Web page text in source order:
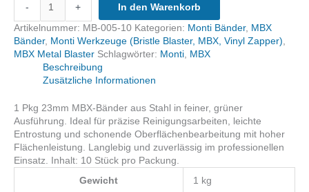
-
Pkg23mm
MBX-
Bänder
Stahl,
Menge
+
In den Warenkorb
Artikelnummer: MB-005-10 Kategorien: Monti Bänder, MBX
Bänder, Monti Werkzeuge (Bristle Blaster, MBX, Vinyl Zapper)
MBX Metal Blaster Schlagwörter: Monti MBX
Beschreibung
Zusätzliche Informationen
1 Pkg 23mm MBX-Bänder aus Stahl in feiner, grüner
Ausführung. Ideal für präzise Reinigungsarbeiten, leichte
Entrostung und schonende Oberflächenbearbeitung mit hoher
Flächenleistung. Langlebig und zuverlässig im professionellen
Einsatz. Inhalt: 10 Stück pro Packung.
Gewicht
1 kg